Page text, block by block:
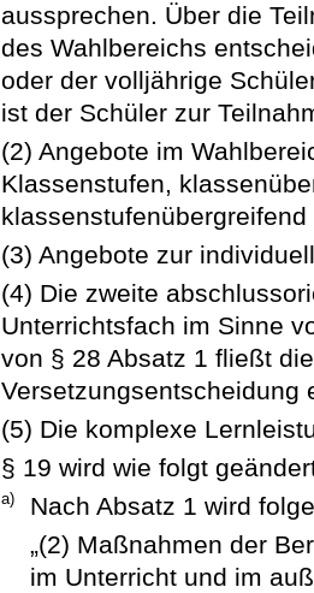
aussprechen. Über die
des Wahlbereichs
oder der volljährige
ist der Schüler zur
(2) Angebote im
Klassenstufen,
(3) Angebote zur
(4) Die zweite
Unterrichtsfach im Sinne
von § 28 Absatz 1 fließt
Versetzungsentscheidung
(5) Die komplexe
§ 19 wird wie folgt
a)
Nach Absatz 1 wird
„(2) Maßnahmen der
im Unterricht und im